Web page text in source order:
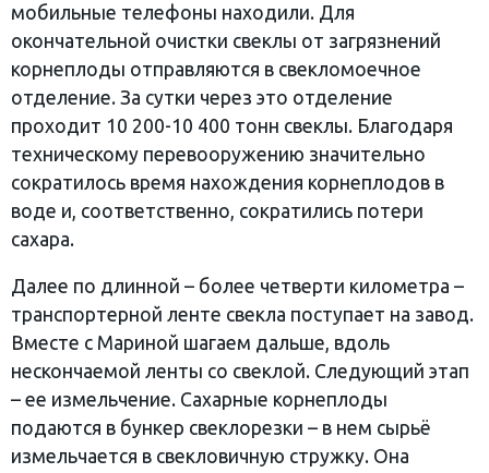
мобильные телефоны находили. Для
окончательной очистки свеклы от загрязнений
корнеплоды отправляются в свекломоечное
отделение. За сутки через это отделение
проходит 10 200-10 400 тонн свеклы. Благодаря
техническому перевооружению значительно
сократилось время нахождения корнеплодов в
воде и, соответственно, сократились потери
сахара.
Далее по длинной – более четверти километра –
транспортерной ленте свекла поступает на завод.
Вместе с Мариной шагаем дальше, вдоль
нескончаемой ленты со свеклой. Следующий этап
– ее измельчение. Сахарные корнеплоды
подаются в бункер свеклорезки – в нем сырьё
измельчается в свекловичную стружку. Она